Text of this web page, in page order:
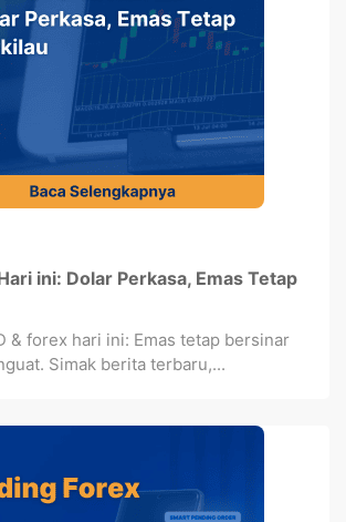
ini: Dolar Perkasa, Emas Tetap
& forex hari ini: Emas tetap bersinar
Simak berita terbaru,...